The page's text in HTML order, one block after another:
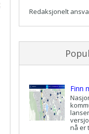
Redaksjonelt
Finn
nå er